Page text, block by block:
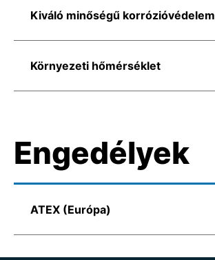
Kiváló minőségű korrózióvédelem
Környezeti hőmérséklet
Engedélyek
ATEX (Európa)